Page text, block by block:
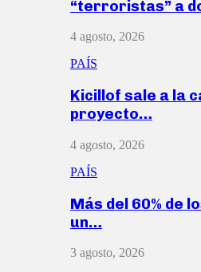
“terroristas” a
4 agosto, 2026
PAÍS
Kicillof sale a la
proyecto…
4 agosto, 2026
PAÍS
Más del 60% de
un…
3 agosto, 2026